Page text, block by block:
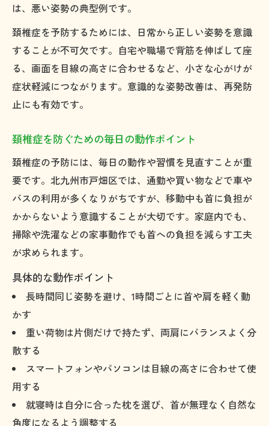
は、悪い姿勢の典型例です。
頚椎症を予防するためには、日常から正しい姿勢を意識
することが不可欠です。自宅や職場で背筋を伸ばして座
る、画面を目線の高さに合わせるなど、小さな心がけが
症状軽減につながります。意識的な姿勢改善は、再発防
止にも有効です。
頚椎症を防ぐための毎日の動作ポイント
頚椎症の予防には、毎日の動作や習慣を見直すことが重
要です。北九州市戸畑区では、通勤や買い物などで車や
バスの利用が多くなりがちですが、移動中も首に負担が
かからないよう意識することが大切です。家庭内でも、
掃除や洗濯などの家事動作でも首への負担を減らす工夫
が求められます。
具体的な動作ポイント
長時間同じ姿勢を避け、1時間ごとに首や肩を軽く動
かす
重い荷物は片側だけで持たず、両肩にバランスよく分
散する
スマートフォンやパソコンは目線の高さに合わせて使
用する
就寝時は自分に合った枕を選び、首が無理なく自然な
角度になるよう調整する